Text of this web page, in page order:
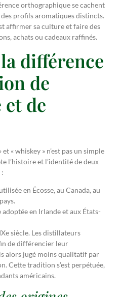
orthographique se cachent
profils aromatiques distincts.
affirmer sa culture et faire des
achats ou cadeaux raffinés.
différence
de
de
« whiskey » n’est pas un simple
l’histoire et l’identité de deux
en Écosse, au Canada, au
en Irlande et aux États-
siècle. Les distillateurs
de différencier leur
alors jugé moins qualitatif par
Cette tradition s’est perpétuée,
américains.